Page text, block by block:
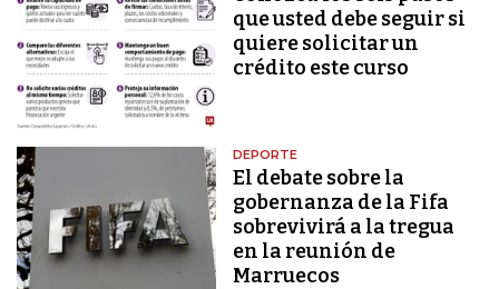
que usted debe seguir si
quiere solicitar un
crédito este curso
DEPORTE
El debate sobre la
gobernanza de la Fifa
sobrevivirá a la tregua
en la reunión de
Marruecos